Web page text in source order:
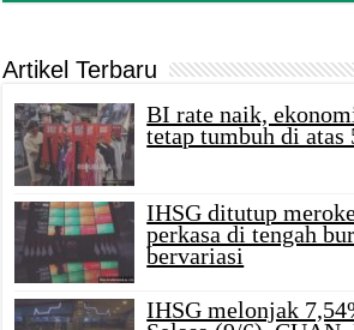
Artikel Terbaru
BI rate naik,
tetap tumbuh di atas
IHSG ditutup
perkasa di tengah
bervariasi
IHSG melonjak